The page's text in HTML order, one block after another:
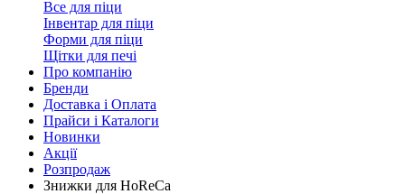
Все для піци
Інвентар для піци
Форми для піци
Щітки для печі
Про компанію
Бренди
Доставка і Оплата
Прайси і Каталоги
Новинки
Акції
Розпродаж
Знижки для HoReCa